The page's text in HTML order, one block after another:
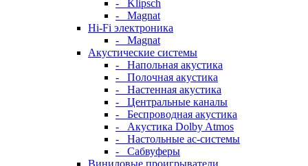
- Klipsch
- Magnat
Hi-Fi электроника
- Magnat
Акустические системы
- Напольная акустика
- Полочная акустика
- Настенная акустика
- Центральные каналы
- Беспроводная акустика
- Акустика Dolby Atmos
- Настольные ас-системы
- Сабвуферы
Виниловые проигрыватели